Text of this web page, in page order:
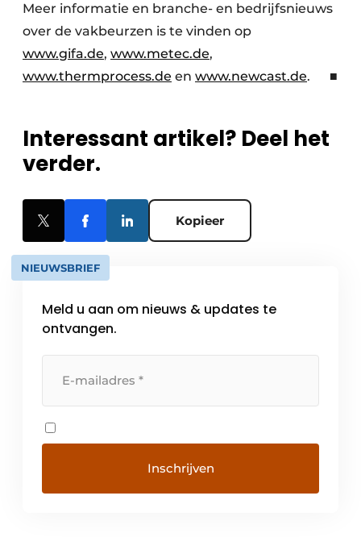
Meer informatie en branche- en bedrijfsnieuws
over de vakbeurzen is te vinden op
www.gifa.de, www.metec.de,
www.thermprocess.de en www.newcast.de. ■
Interessant artikel? Deel het
verder.
Kopieer
NIEUWSBRIEF
Meld u aan om nieuws & updates te
ontvangen.